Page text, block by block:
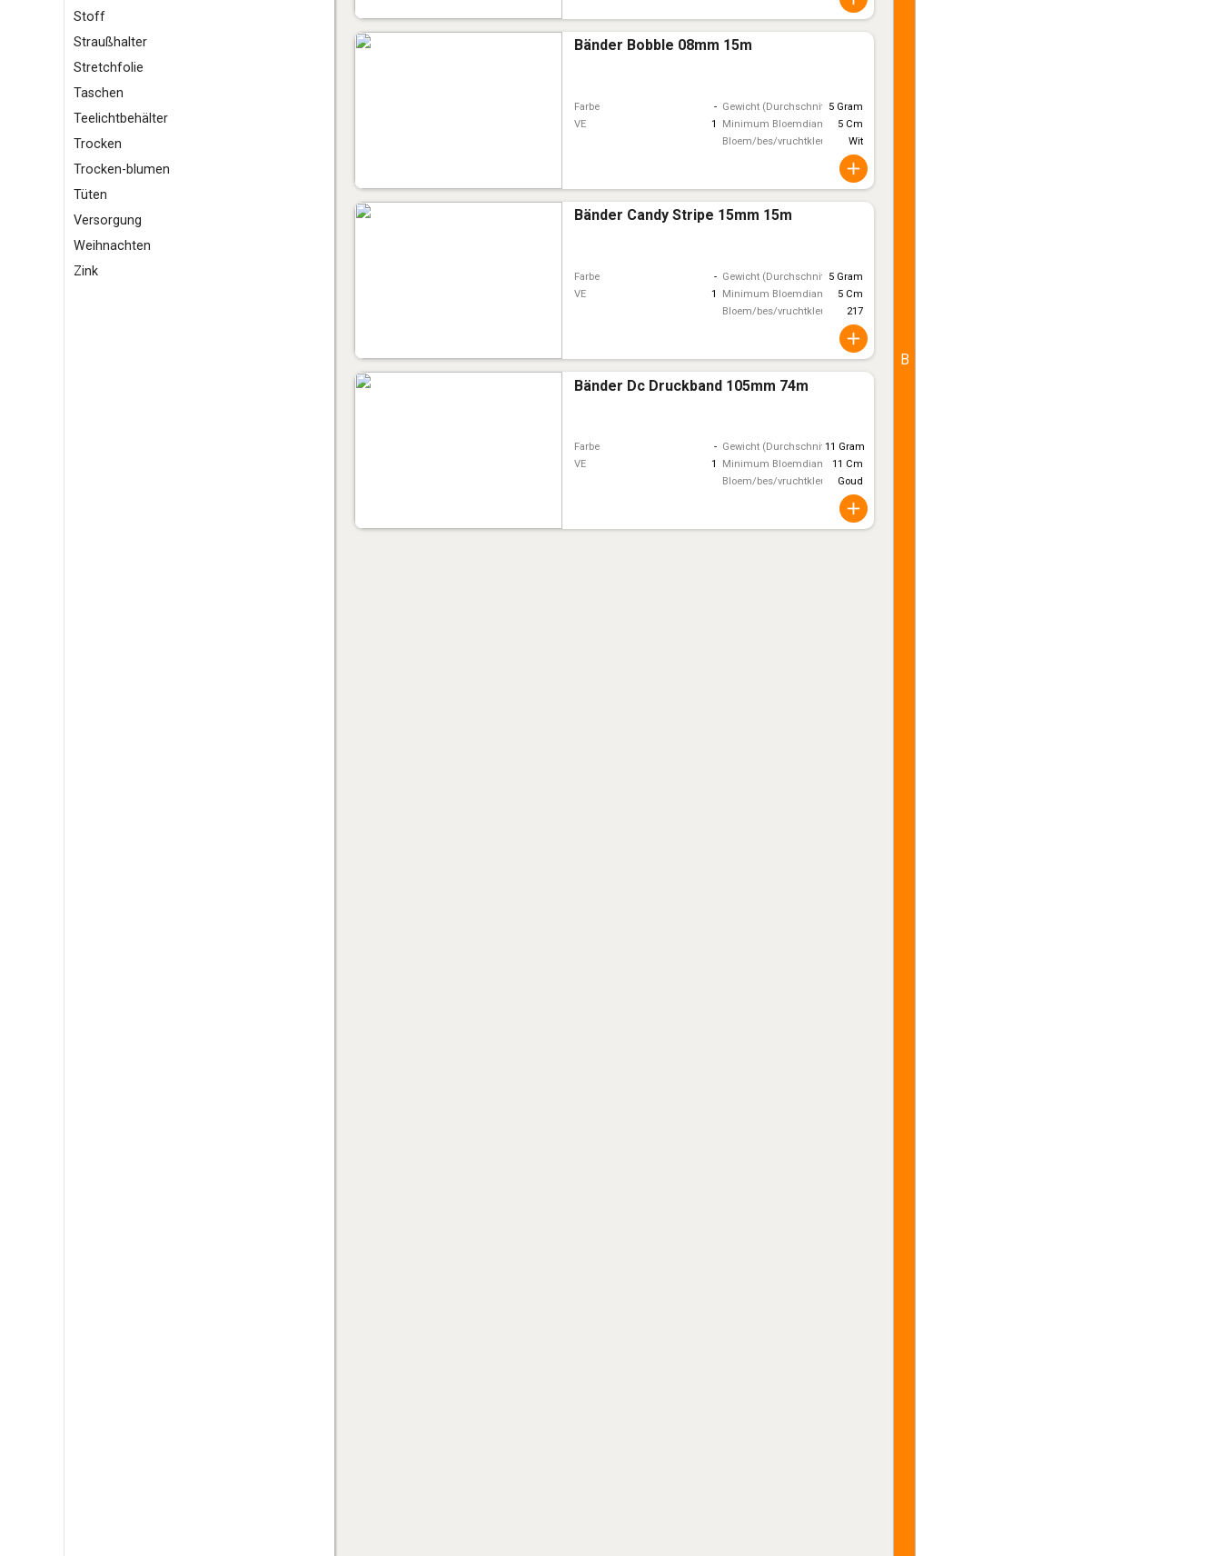
Stoff
Straußhalter
Stretchfolie
Taschen
Teelichtbehälter
Trocken
Trocken-blumen
Tüten
Versorgung
Weihnachten
Zink
Bänder Bobble 08mm 15m
Farbe - Gewicht (Durchschnitt)5 Gram
VE
1 Minimum Bloemdiameter5 Cm
Bloem/bes/vruchtkleur
Wit
Bänder Candy Stripe 15mm 15m
Farbe - Gewicht (Durchschnitt)5 Gram
VE
1 Minimum Bloemdiameter5 Cm
Bloem/bes/vruchtkleur
217
Bänder Dc Druckband 105mm 74m
Farbe - Gewicht (Durchschnitt)11 Gram
VE
1 Minimum Bloemdiameter11 Cm
Bloem/bes/vruchtkleur
Goud
B